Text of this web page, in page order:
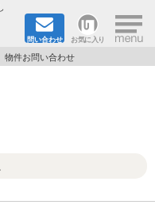
問い合わせ お気に入り ×
物件お問い合わせ